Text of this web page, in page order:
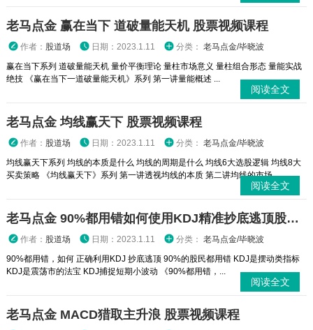
老马点金 赢在当下 道破量能天机 股票视频课程
作者： 股道场 日期：2023.1.11 分类： 老马点金/毕晓波
赢在当下系列 道破量能天机 量价平衡理论 量柱市场意义 量柱组合形态 量能实战
绝技 《赢在当下一道破量能天机》系列 第一讲量能概述 ...
阅读全文
老马点金 均线赢天下 股票视频课程
作者： 股道场 日期：2023.1.11 分类： 老马点金/毕晓波
均线赢天下系列 均线的本质是什么 均线的周期是什么 均线6大选股逻辑 均线8大
买卖策略 《均线赢天下》系列 第一讲透视均线的本质 第二讲均线的市场...
阅读全文
老马点金 90%都用错如何使用KDJ精准抄底逃顶股票视频课程
作者： 股道场 日期：2023.1.11 分类： 老马点金/毕晓波
90%都用错，如何 正确利用KDJ 抄底逃顶 90%的股民都用错 KDJ是摆动类指标
KDJ是震荡市的法宝 KDJ捕捉短期小波动 《90%都用错，...
阅读全文
老马点金 MACD猎取主升浪 股票视频课程